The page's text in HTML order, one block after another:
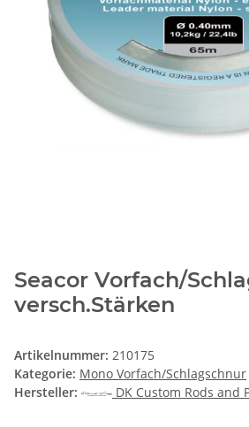
Seacor Vorfach/
versch.Stärken
Artikelnummer: 210175
Kategorie: Mono Vorfach/Schlagschnur
Hersteller:
DK Custom Rods and